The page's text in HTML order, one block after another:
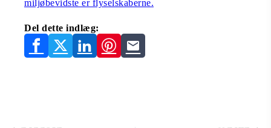
miljøbevidste er flyselskaberne.
Del dette indlæg: